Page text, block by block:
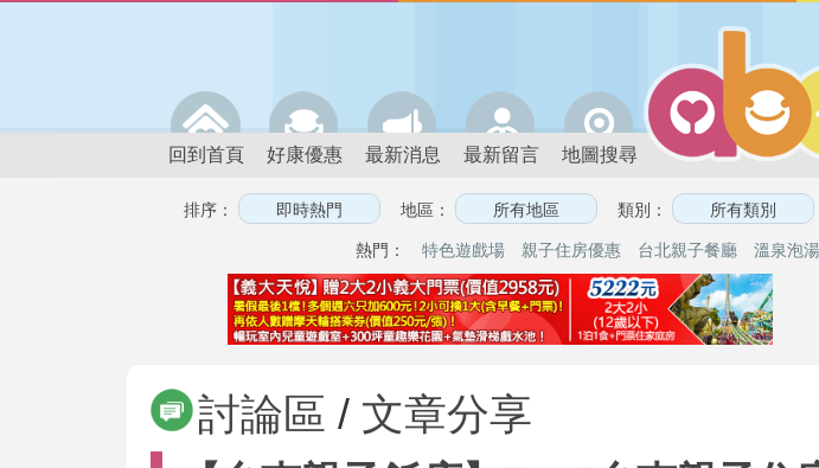
回到首頁 好康優惠 最新消息 最新留言 地圖搜尋
排序： 地區： 類別：
熱門： 特色遊戲場 親子住房優惠 台北親子餐廳 溫泉泡
討論區 / 文章分享